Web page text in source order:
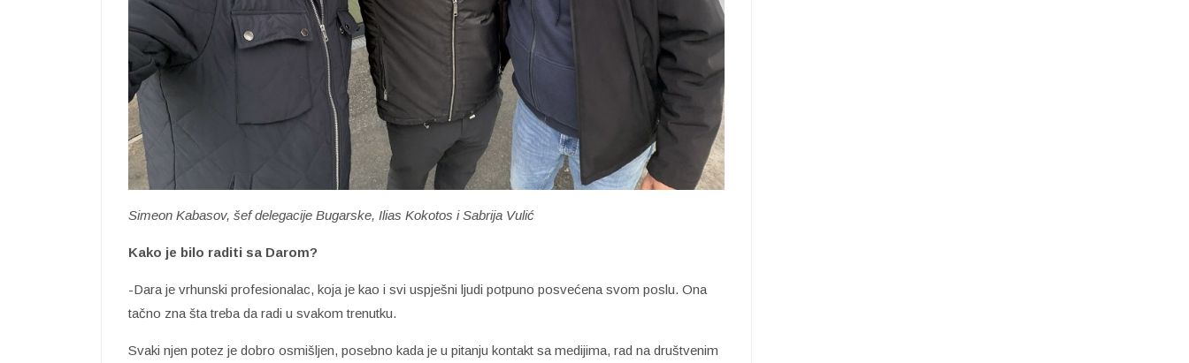
Simeon Kabasov, šef delegacije Bugarske, Ilias Kokotos i Sabrija Vulić
Kako je bilo raditi sa Darom?
-Dara je vrhunski profesionalac, koja je kao i svi uspješni ljudi potpuno posvećena svom poslu. Ona
tačno zna šta treba da radi u svakom trenutku.
Svaki njen potez je dobro osmišljen, posebno kada je u pitanju kontakt sa medijima, rad na društvenim